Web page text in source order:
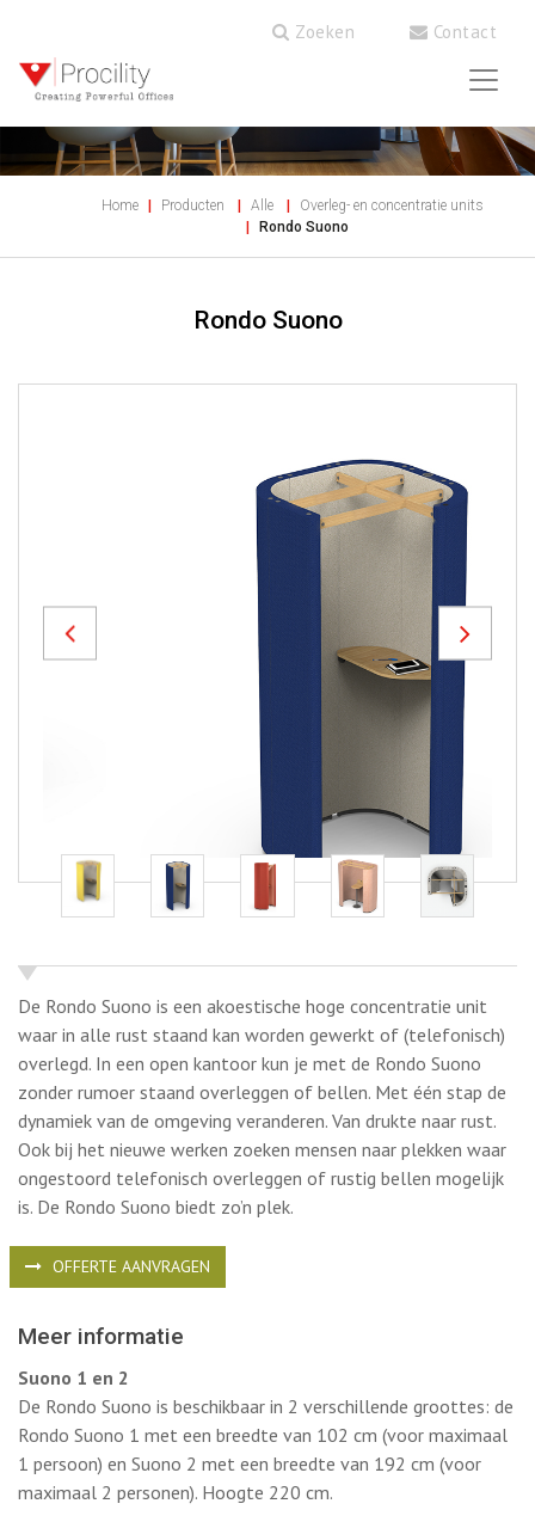
Zoeken Contact
Home Producten Alle
Overleg- en concentratie units
Rondo Suono
Rondo Suono
Next
De Rondo Suono is een akoestische hoge concentratie unit
waar in alle rust staand kan worden gewerkt of (telefonisch)
overlegd. In een open kantoor kun je met de Rondo Suono
zonder rumoer staand overleggen of bellen. Met één stap de
dynamiek van de omgeving veranderen. Van drukte naar rust.
ongestoord telefonisch overleggen of rustig bellen mogelijk
is. De Rondo Suono biedt zo’n plek.
OFFERTE AANVRAGEN
Meer informatie
Suono 1 en 2
De Rondo Suono is beschikbaar in 2 verschillende groottes: de